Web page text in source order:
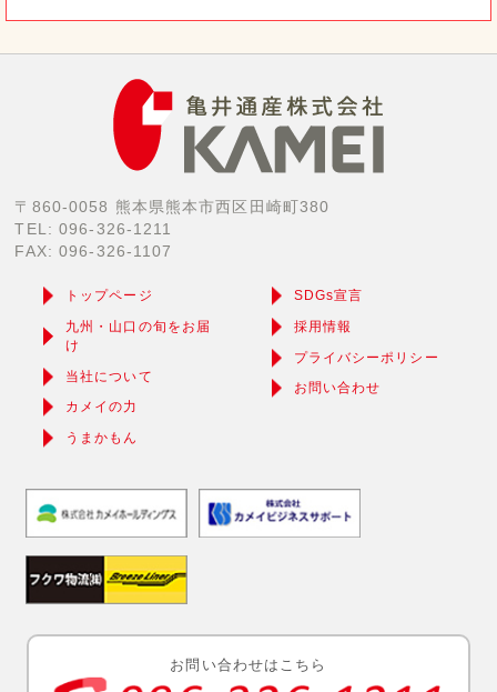
〒860-0058 熊本県熊本市西区田崎町380
TEL: 096-326-1211
FAX: 096-326-1107
トップページ
九州・山口の旬をお届
け
当社について
カメイの力
うまかもん
SDGs宣言
採用情報
プライバシーポリシー
お問い合わせ
お問い合わせはこちら